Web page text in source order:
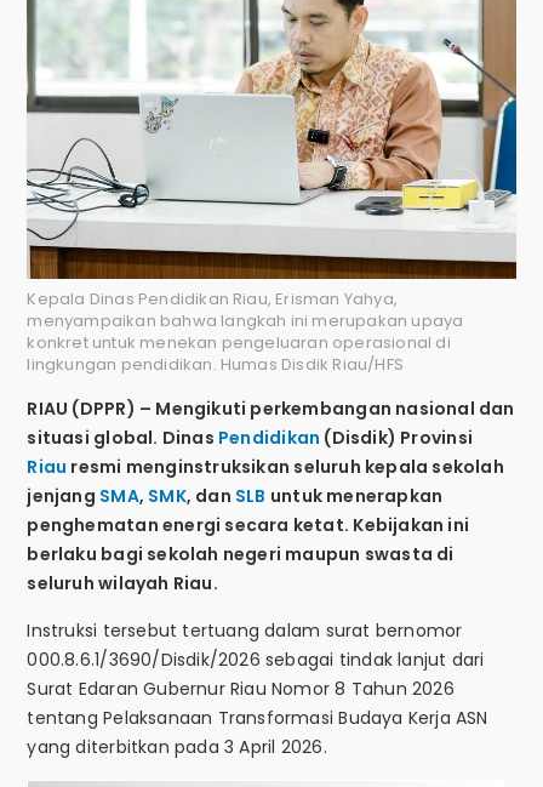
Kepala Dinas Pendidikan Riau, Erisman Yahya,
menyampaikan bahwa langkah ini merupakan upaya
konkret untuk menekan pengeluaran operasional di
lingkungan pendidikan. Humas Disdik Riau/HFS
RIAU (DPPR) – Mengikuti perkembangan nasional dan
situasi global. Dinas Pendidikan (Disdik) Provinsi
Riau resmi menginstruksikan seluruh kepala sekolah
jenjang SMA, SMK, dan SLB untuk menerapkan
penghematan energi secara ketat. Kebijakan ini
berlaku bagi sekolah negeri maupun swasta di
seluruh wilayah Riau.
Instruksi tersebut tertuang dalam surat bernomor
000.8.6.1/3690/Disdik/2026 sebagai tindak lanjut dari
Surat Edaran Gubernur Riau Nomor 8 Tahun 2026
tentang Pelaksanaan Transformasi Budaya Kerja ASN
yang diterbitkan pada 3 April 2026.